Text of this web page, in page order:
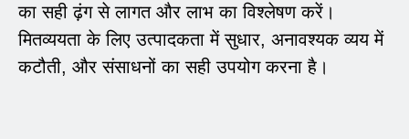
का सही ढ़ंग से लागत और लाभ का विश्लेषण करें।
मितव्ययता के लिए उत्पादकता में सुधार, अनावश्यक व्यय में
कटौती, और संसाधनों का सही उपयोग करना है।